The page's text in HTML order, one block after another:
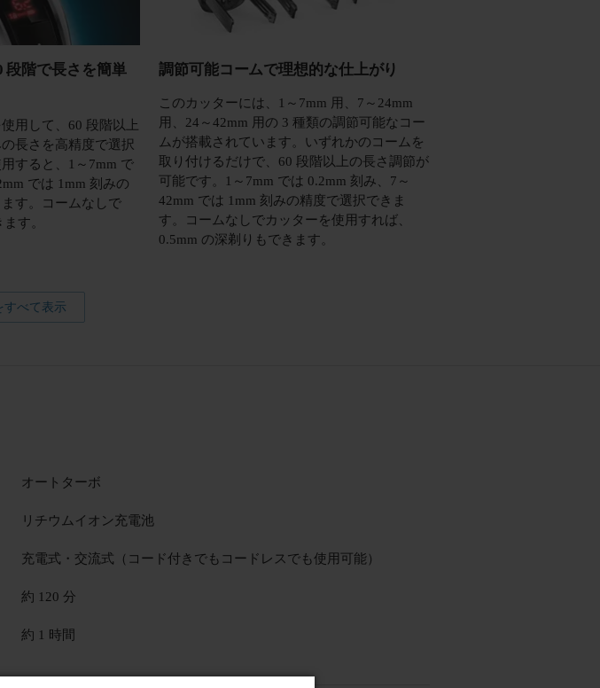
段階で長さを簡単
用して、60 段階以上
長さを高精度で選択
すると、1～7mm で
では 1mm 刻みの
す。コームなしで
す。
調節可能コームで理想的な仕上がり
このカッターには、1～7mm 用、7～24mm
用、24～42mm 用の 3 種類の調節可能なコー
ムが搭載されています。いずれかのコームを
取り付けるだけで、60 段階以上の長さ調節が
可能です。1～7mm では 0.2mm 刻み、7～
42mm では 1mm 刻みの精度で選択できま
す。コームなしでカッターを使用すれば、
0.5mm の深剃りもできます。
すべて表示
オートターボ
リチウムイオン充電池
充電式・交流式（コード付きでもコードレスでも使用可能）
約 120 分
約 1 時間